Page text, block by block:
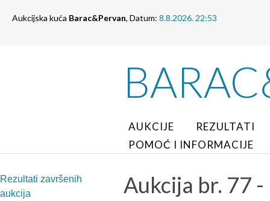
Aukcijska kuća Barac&Pervan, Datum: 8.8.2026. 22:53
AUKCIJE
REZULTATI
POMOĆ I INFORMACIJE
Rezultati završenih
aukcija
Aukcija br. 77